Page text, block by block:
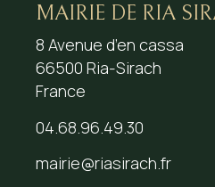
MAIRIE DE RIA
8 Avenue d’en cassa
66500 Ria-Sirach
France
04.68.96.49.30
mairie@riasirach.fr